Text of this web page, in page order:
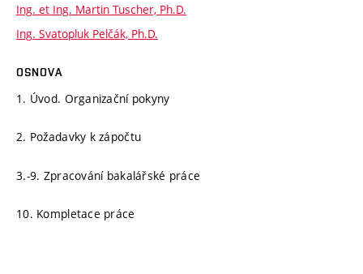
Ing. et Ing. Martin Tuscher, Ph.D.
Ing. Svatopluk Pelčák, Ph.D.
OSNOVA
1. Úvod. Organizační pokyny
2. Požadavky k zápočtu
3.-9. Zpracování bakalářské práce
10. Kompletace práce